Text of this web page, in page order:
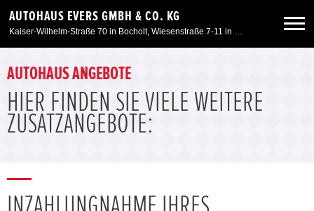
AUTOHAUS EVERS GMBH & CO. KG
Kaiser-Wilhelm-Straße 70 in Bocholt, Wiesenstraße 7-11 in Kleve, Am Spaltmannsfeld 11-13 in Wesel
Neuwagen
Gebrauchtwagen
Service & Zubehör
AUTOHAUS ANGEBOTE
HIER FINDEN SIE VIELE WEITERE
ZUSATZANGEBOTE: